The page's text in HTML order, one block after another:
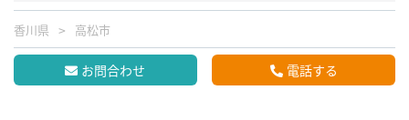
香川県 高松市
お問合わせ 電話する